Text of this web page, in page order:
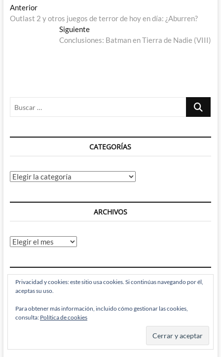
Navegación
de
entradas
AnteriorEntrada
anterior:
Outlast 2 y otros juegos de terror de hoy en día: ¿Aburren?
SiguienteEntrada
siguiente:
Conclusiones: Batman en Tierra de Nadie (VIII)
Buscar
CATEGORÍAS
Categorías
ARCHIVOS
Archivos
RECIBE BRAINSTOMPING POR EMAIL
Introduce tu correo electrónico para suscribirte a este
Brainstomping y recibir notificaciones de nuevas entradas.
Privacidad y cookies: este sitio usa cookies. Si continúas navegando por él,
aceptas su uso.
Para obtener más información, incluido cómo gestionar las cookies,
consulta: Política de cookies